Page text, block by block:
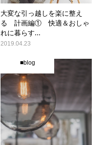
大変な引っ越しを楽に整え
る 計画編① 快適＆おしゃ
れに暮らす...
2019.04.23
■blog